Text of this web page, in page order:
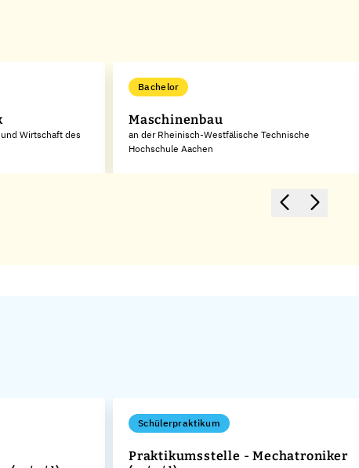
Wirtschaft des
Bachelor
Maschinenbau
an der Rheinisch-Westfälische Technische
Hochschule Aachen
Schülerpraktikum
Praktikumsstelle - Mechatroniker